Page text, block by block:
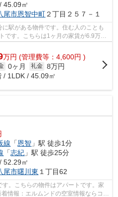
45.09㎡
尾市恩智中町２丁目２５７－１
駅がある物件です。住む人のことも
です。こちらは1ヶ月の家賃が6.9万円
し...
万円 (管理費等：4,600円 )
0ヶ月 礼金 8万円
/ 1LDK / 45.09㎡
線 「恩智 」駅 徒歩1分
「志紀 」駅 徒歩25分
52.29㎡
尾市曙川東 １丁目62
。こちらの物件はアパートです。家
情報：エルムンドの空室情報ならコチ